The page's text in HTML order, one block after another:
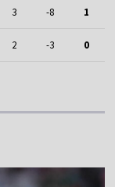
3 -8 1
2 -3 0